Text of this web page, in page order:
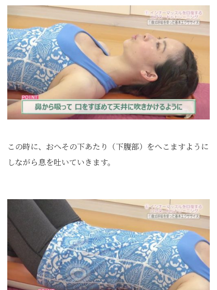
この時に、おへその下あたり（下腹部）をへこますように
しながら息を吐いていきます。